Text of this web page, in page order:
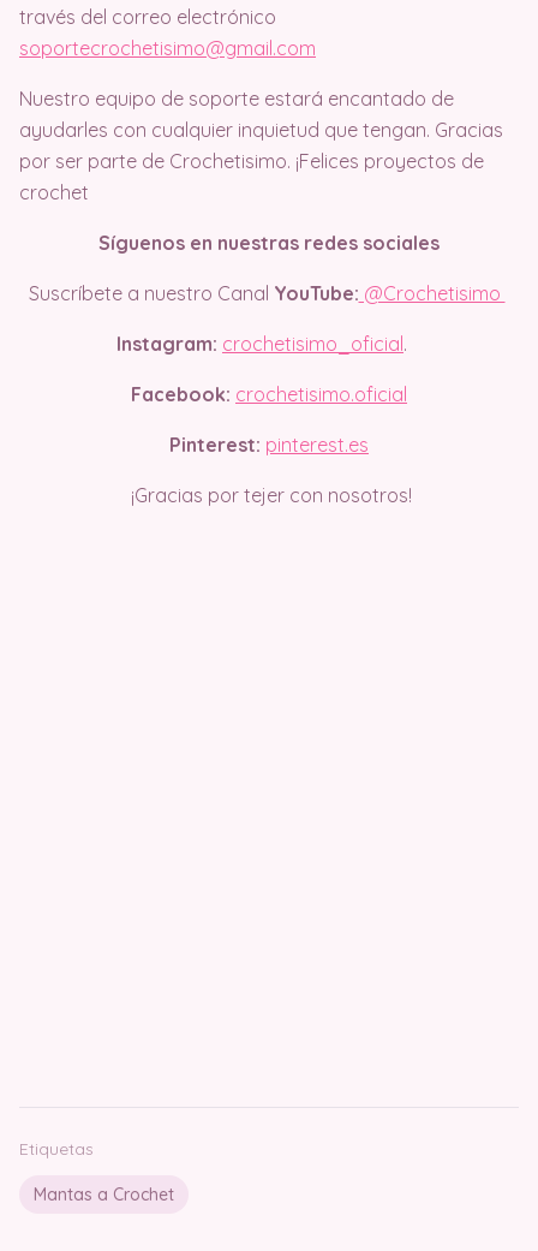
través del correo electrónico
soportecrochetisimo@gmail.com
Nuestro equipo de soporte estará encantado de
ayudarles con cualquier inquietud que tengan. Gracias
por ser parte de Crochetisimo. ¡Felices proyectos de
crochet
Síguenos en nuestras redes sociales
Suscríbete a nuestro Canal YouTube: @Crochetisimo
Instagram: crochetisimo_oficial .
Facebook: crochetisimo.oficial
Pinterest: pinterest.es
¡Gracias por tejer con nosotros!
Etiquetas
Mantas a Crochet